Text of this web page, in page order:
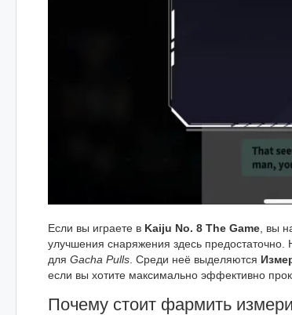
Если вы играете в Kaiju No. 8 The Game , вы
улучшения снаряжения здесь
для Gacha Pulls . Среди неё выделяются
если вы хотите максимально эффективно
Почему стоит фармить